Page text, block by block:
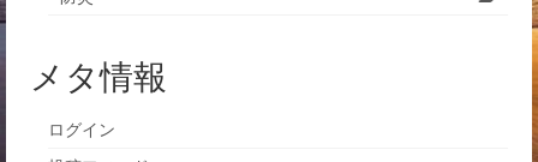
メタ情報
ログイン